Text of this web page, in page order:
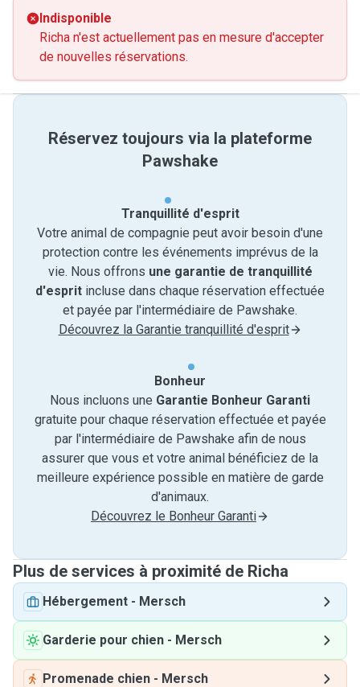
Indisponible
Richa n'est actuellement pas en mesure d'accepter
de nouvelles réservations.
Réservez toujours via la plateforme
Pawshake
Tranquillité d'esprit
Votre animal de compagnie peut avoir besoin d'une
protection contre les événements imprévus de la
vie. Nous offrons une garantie de tranquillité
d'esprit incluse dans chaque réservation effectuée
et payée par l'intermédiaire de Pawshake.
Découvrez la Garantie tranquillité d'esprit
Bonheur
Nous incluons une Garantie Bonheur Garanti
gratuite pour chaque réservation effectuée et payée
par l'intermédiaire de Pawshake afin de nous
assurer que vous et votre animal bénéficiez de la
meilleure expérience possible en matière de garde
d'animaux.
Découvrez le Bonheur Garanti
Plus de services à proximité de Richa
Hébergement - Mersch
Garderie pour chien - Mersch
Promenade chien - Mersch